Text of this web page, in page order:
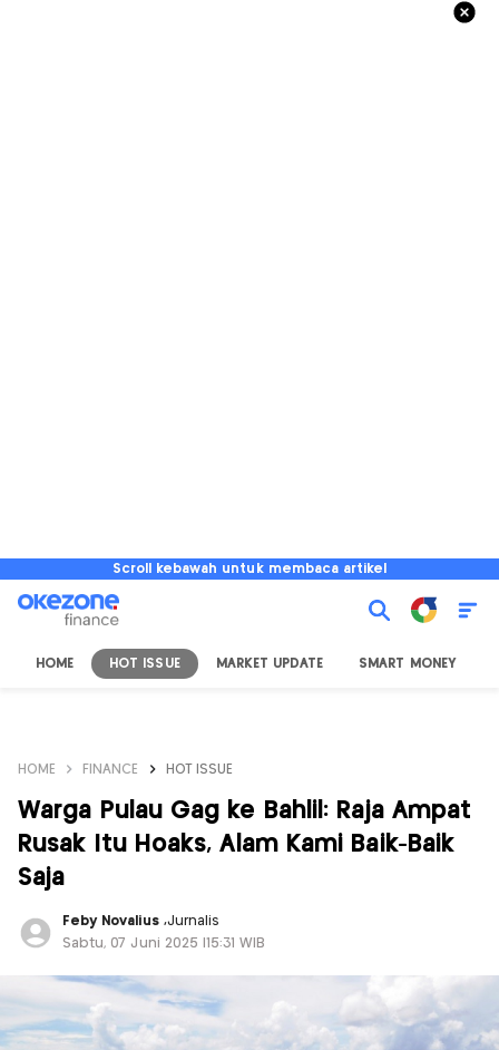
Scroll kebawah untuk membaca artikel
HOME HOT ISSUE MARKET UPDATE SMART MONEY
HOME FINANCE HOT ISSUE
Warga Pulau Gag ke Bahlil: Raja Ampat
Rusak Itu Hoaks, Alam Kami Baik-Baik
Saja
Feby Novalius ,Jurnalis
Sabtu, 07 Juni 2025 |15:31 WIB